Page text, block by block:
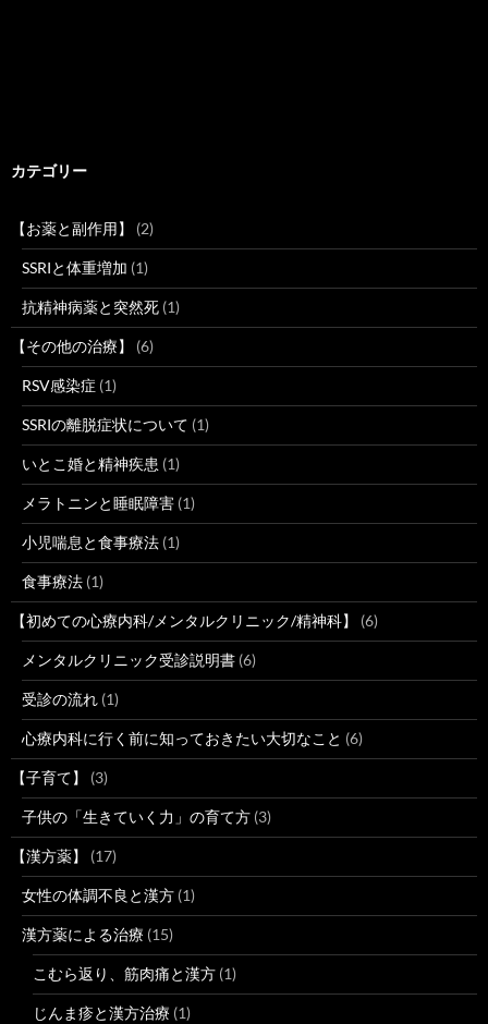
カテゴリー
【お薬と副作用】 (2)
SSRIと体重増加 (1)
抗精神病薬と突然死 (1)
【その他の治療】 (6)
RSV感染症 (1)
SSRIの離脱症状について (1)
いとこ婚と精神疾患 (1)
メラトニンと睡眠障害 (1)
小児喘息と食事療法 (1)
食事療法 (1)
【初めての心療内科/メンタルクリニック/精神科】 (6)
メンタルクリニック受診説明書 (6)
受診の流れ (1)
心療内科に行く前に知っておきたい大切なこと (6)
【子育て】 (3)
子供の「生きていく力」の育て方 (3)
【漢方薬】 (17)
女性の体調不良と漢方 (1)
漢方薬による治療 (15)
こむら返り、筋肉痛と漢方 (1)
じんま疹と漢方治療 (1)